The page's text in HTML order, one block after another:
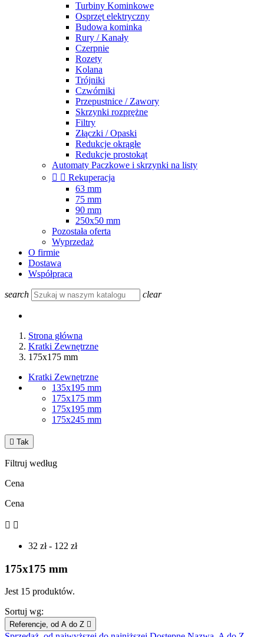
Turbiny Kominkowe
Osprzęt elektryczny
Budowa kominka
Rury / Kanały
Czerpnie
Rozety
Kolana
Trójniki
Czwórniki
Przepustnice / Zawory
Skrzynki rozprężne
Filtry
Złączki / Opaski
Redukcje okrągłe
Redukcje prostokąt
Automaty Paczkowe i skrzynki na listy
  Rekuperacja
63 mm
75 mm
90 mm
250x50 mm
Pozostała oferta
Wyprzedaż
O firmie
Dostawa
Współpraca
search clear
Strona główna
Kratki Zewnętrzne
175x175 mm
Kratki Zewnętrzne
135x195 mm
175x175 mm
175x195 mm
175x245 mm
 Tak
Filtruj według
Cena
Cena
 
32 zł - 122 zł
175x175 mm
Jest 15 produktów.
Sortuj wg:
Referencje, od A do Z 